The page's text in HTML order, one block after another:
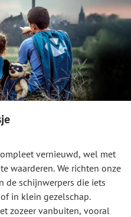
vernieuwd, wel met
waarderen. We richten onze
de schijnwerpers die iets
in klein gezelschap.
zozeer vanbuiten, vooral